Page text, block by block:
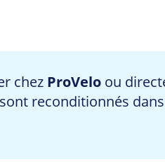
chez ProVeloou
reconditionnés